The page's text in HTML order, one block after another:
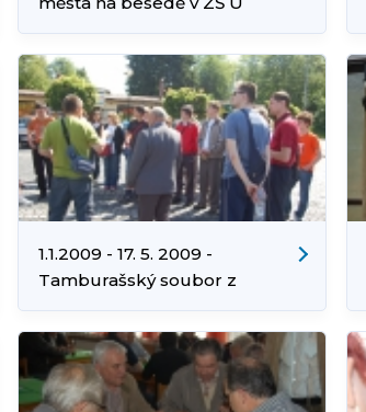
Kapličky (foto: Luděk Cibulka)
1.1.2009 - 17. 5. 2009 -
Tamburašský soubor z
Chorvatska v Orlové (foto:
Luděk Cibulka)